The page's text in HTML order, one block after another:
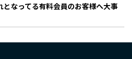
なってる有料会員のお客様へ大事